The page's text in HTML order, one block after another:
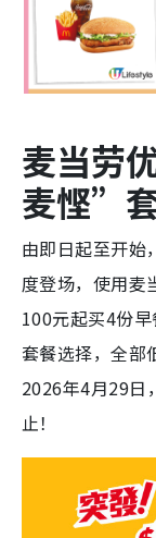
麦当劳
麦悭”
由即日起至开
度登场，使用麦
100元起买4份
套餐选择，全部
2026年4月29日
止！